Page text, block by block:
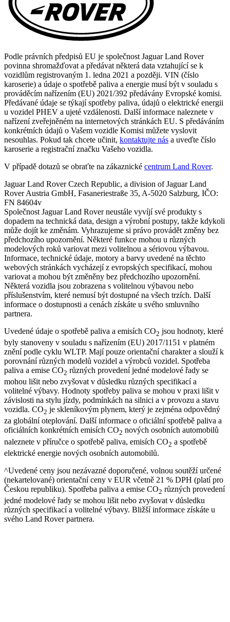
Podle právních předpisů EU je společnost Jaguar Land Rover
povinna shromažďovat a předávat některá data vztahující se k
vozidlům registrovaným 1. ledna 2021 a později. VIN (číslo
karoserie) a údaje o spotřebě paliva a energie musí být v souladu s
prováděcím nařízením (EU) 2021/392 předávány Evropské komisi.
Předávané údaje se týkají spotřeby paliva, údajů o elektrické energii
u vozidel PHEV a ujeté vzdálenosti. Další informace naleznete v
nařízení zveřejněném na internetových stránkách EU. S předáváním
konkrétních údajů o Vašem vozidle Komisi můžete vyslovit
nesouhlas. Pokud tak chcete učinit, kontaktujte nás a uveďte číslo
karoserie a registrační značku Vašeho vozidla.
V případě dotazů se obraťte na zákaznické centrum Land Rover.
Jaguar Land Rover Czech Republic, a division of Jaguar Land
Rover Austria GmbH, Fasaneriestraße 35, A-5020 Salzburg, IČO:
FN 84604v
Společnost Jaguar Land Rover neustále vyvíjí své produkty s
dopadem na technická data, design a výrobní postupy, takže kdykoli
může dojít ke změnám. Vyhrazujeme si právo provádět změny bez
předchozího upozornění. Některé funkce mohou u různých
modelových roků variovat mezi volitelnou a sériovou výbavou.
Informace, technické údaje, motory a barvy uvedené na těchto
webových stránkách vycházejí z evropských specifikací, mohou
variovat a mohou být změněny bez předchozího upozornění.
Některá vozidla jsou zobrazena s volitelnou výbavou nebo
příslušenstvím, které nemusí být dostupné na všech trzích. Další
informace o dostupnosti a cenách získáte u svého smluvního
partnera.
Uvedené údaje o spotřebě paliva a emisích CO2 jsou hodnoty, které
byly stanoveny v souladu s nařízením (EU) 2017/1151 v platném
znění podle cyklu WLTP. Mají pouze orientační charakter a slouží k
porovnání různých modelů vozidel a výrobců vozidel. Spotřeba
paliva a emise CO2 různých provedení jedné modelové řady se
mohou lišit nebo zvyšovat v důsledku různých specifikací a
volitelné výbavy. Hodnoty spotřeby paliva se mohou v praxi lišit v
závislosti na stylu jízdy, podmínkách na silnici a v provozu a stavu
vozidla. CO2 je skleníkovým plynem, který je zejména odpovědný
za globální oteplování. Další informace o oficiální spotřebě paliva a
oficiálních konkrétních emisích CO2 nových osobních automobilů
naleznete v příručce o spotřebě paliva, emisích CO2 a spotřebě
elektrické energie nových osobních automobilů.
^Uvedené ceny jsou nezávazné doporučené, volnou soutěží určené
(nekartelované) orientační ceny v EUR včetně 21 % DPH (platí pro
Českou republiku). Spotřeba paliva a emise CO2 různých provedení
jedné modelové řady se mohou lišit nebo zvyšovat v důsledku
různých specifikací a volitelné výbavy. Bližší informace získáte u
svého Land Rover partnera.